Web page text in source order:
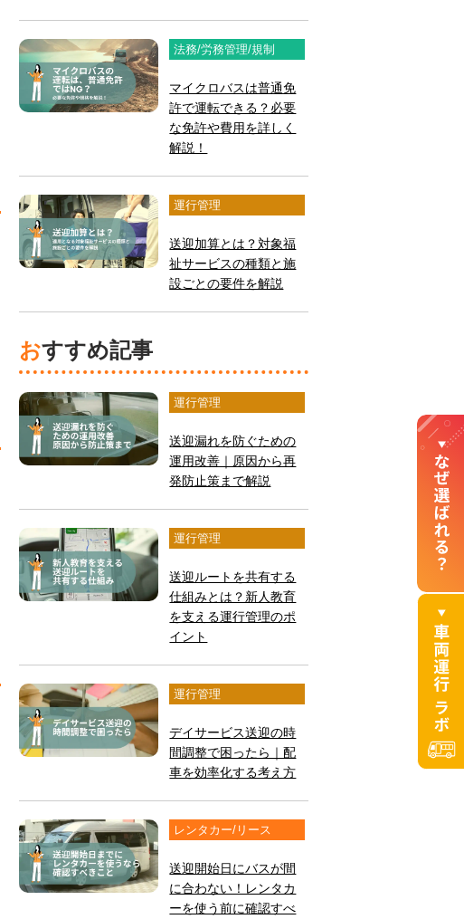
法務/労務管理/規制
マイクロバスは普通免
許で運転できる？必要
な免許や費用を詳しく
解説！
運行管理
送迎加算とは？対象福
祉サービスの種類と施
設ごとの要件を解説
おすすめ記事
運行管理
送迎漏れを防ぐための
運用改善｜原因から再
発防止策まで解説
運行管理
送迎ルートを共有する
仕組みとは？新人教育
を支える運行管理のポ
イント
運行管理
デイサービス送迎の時
間調整で困ったら｜配
車を効率化する考え方
レンタカー/リース
送迎開始日にバスが間
に合わない！レンタカ
ーを使う前に確認すべ